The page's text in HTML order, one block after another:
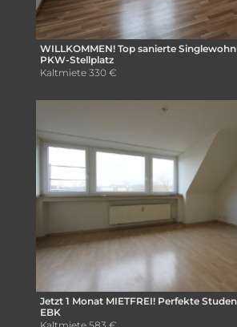
WILLKOMMEN! Top sanierte
PKW-Stellplatz
Kaltmiete 330 €
Jetzt 1 Monat MIETFREI! Perfekte
EBK